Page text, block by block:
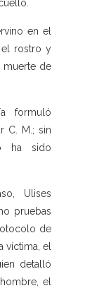
en el
el rostro y
muerte de
formuló
C. M.; sin
ha sido
Ulises
pruebas
de
víctima, el
detalló
el